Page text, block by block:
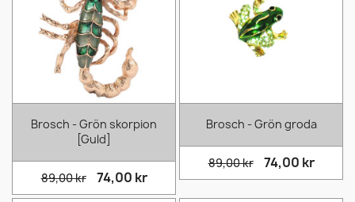
Brosch - Grön skorpion
[Guld]
89,00 kr 74,00 kr
Brosch - Grön groda
89,00 kr 74,00 kr